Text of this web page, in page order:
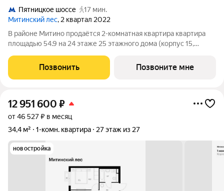
Пятницкое шоссе
17 мин.
Митинский лес, 2 квартал 2022
В районе Митино продаётся 2-комнатная квартира квартира
площадью 54.9 на 24 этаже 25 этажного дома (корпус 15,
расположение 20 минут пешком до станции метро
«Пятницкое шоссе». 8 минут на автомобиле до
Позвонить Позвоните мне
12 951 600 ₽
от 46 527 ₽ в месяц
34,4 м²
1-комн. квартира 27 этаж из 27
новостройка